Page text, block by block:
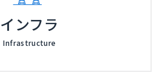
インフラ
Infrastructure